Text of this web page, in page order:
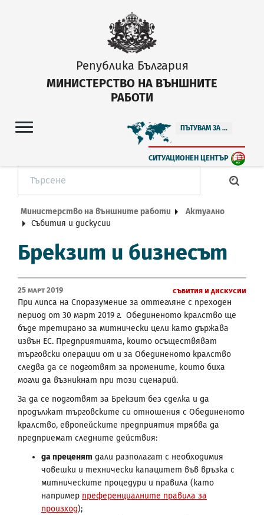
Република България
МИНИСТЕРСТВО НА ВЪНШНИТЕ
РАБОТИ
ПЪТУВАМ ЗА ...
СИТУАЦИОНЕН ЦЕНТЪР
Министерство на външните работи
Актуално
Събития и дискусии
Брекзит и бизнесът
25 Март 2019 Събития и дискусии
При липса на Споразумение за оттегляне с преходен
период от 30 март 2019 г. Обединеното кралство ще
бъде третирано за митнически цели като държава
извън ЕС. Предприятията, които осъществяват
търговски операции от и за Обединеното кралство
следва да се подготвят за промените, които биха
могли да възникнат при този сценарий.
За да се подготвят за Брекзит без сделка и да
продължат търговските си отношения с Обединеното
кралство, европейските предприятия трябва да
предприемат следните действия:
да преценят дали разполагат с необходимия
човешки и технически капацитет във връзка с
митническите процедури и правила (като
например преференциалните правила за
произход);